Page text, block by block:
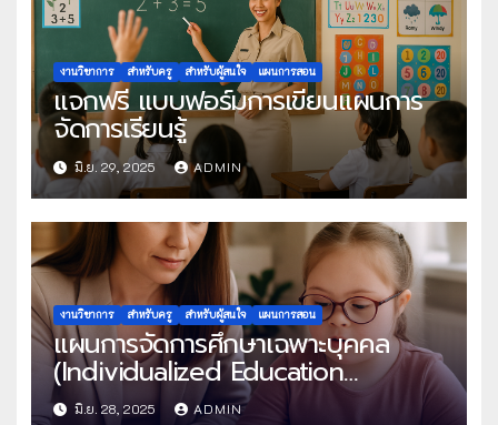
งานวิชาการ สำหรับครู สำหรับผู้สนใจ แผนการสอน
แจกฟรี แบบฟอร์มการเขียนแผนการ
จัดการเรียนรู้
มิ.ย. 29, 2025 ADMIN
งานวิชาการ สำหรับครู สำหรับผู้สนใจ แผนการสอน
แผนการจัดการศึกษาเฉพาะบุคคล
(Individualized Education
Programe : IEP)
มิ.ย. 28, 2025 ADMIN